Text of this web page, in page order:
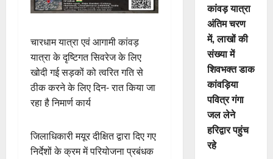
चारधाम यात्रा एवं आगामी कांवड़
यात्रा के दृष्टिगत सिवरेज के लिए
खोदी गई सड़कों को त्वरित गति से
ठीक करने के लिए दिन- रात किया जा
रहा है निमार्ण कार्य
जिलाधिकारी मयूर दीक्षित द्वारा दिए गए
निर्देशों के क्रम में परियोजना प्रबंधक
कांवड़ यात्रा
अंतिम चरण
में, लाखों की
संख्या में
शिवभक्त डाक
कांवड़िया
पवित्र गंगा
जल लेने
हरिद्वार पहुंच
रहे